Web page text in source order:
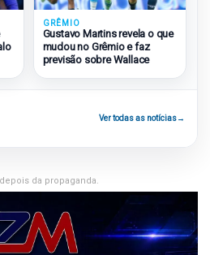
GRÊMIO
Gustavo Martins revela o que
mudou no Grêmio e faz
previsão sobre Wallace
Ver todas as notícias→
da propaganda.